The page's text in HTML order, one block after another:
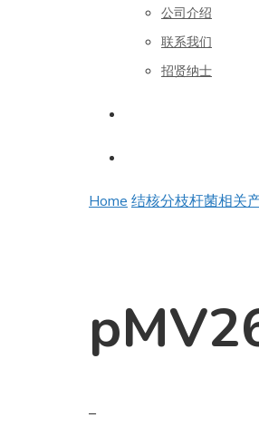
公司介绍
联系我们
招贤纳士
Home 结核分枝杆菌相关
–